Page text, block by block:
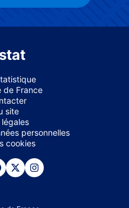
de France
site
personnelles
cookies